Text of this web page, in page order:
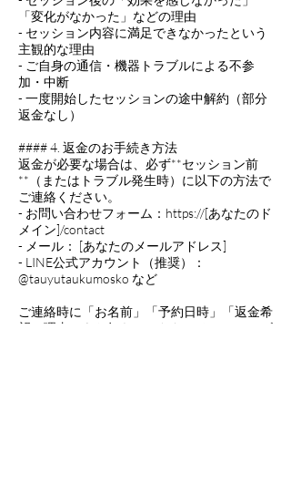
「変化がなかった」などの理由
- セッション内容に満足できなかったという
主観的な理由
- ご自身の通信・機器トラブルによる不参
加・中断
- 一度開始したセッションの途中解約（部分
返金なし）
#### 4. 返金のお手続き方法
返金が必要な場合は、必ず**セッション前
**（またはトラブル発生時）に以下の方法で
ご連絡ください。
- お問い合わせフォーム：https://[あなたのド
メイン]/contact
- メール： [あなたのメールアドレス]
- LINE公式アカウント（推奨）：
@tauyutaukumosko など
ご連絡時に「お名前」「予約日時」「返金希
望の理由」をお知らせいただけるとスムーズ